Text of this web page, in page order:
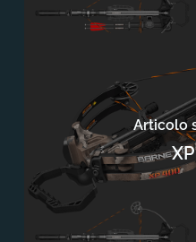
Articolo